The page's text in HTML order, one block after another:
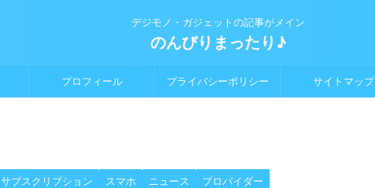
デジモノ・ガジェットの記事がメイン
のんびりまったり♪
プロフィール プライバシーポリシー サイトマップ
サブスクリプション スマホ ニュース プロバイダー